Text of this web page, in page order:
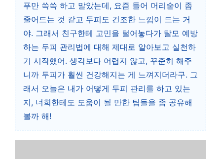
푸만 쓱쓱 하고 말았는데, 요즘 들어 머리숱이 좀
줄어드는 것 같고 두피도 건조한 느낌이 드는 거
야. 그래서 친구한테 고민을 털어놓다가 탈모 예방
하는 두피 관리법에 대해 제대로 알아보고 실천하
기 시작했어. 생각보다 어렵지 않고, 꾸준히 해주
니까 두피가 훨씬 건강해지는 게 느껴지더라구. 그
래서 오늘은 내가 어떻게 두피 관리를 하고 있는
지, 너희한테도 도움이 될 만한 팁들을 좀 공유해
볼까 해!